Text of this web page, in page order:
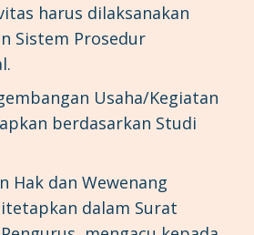
harus dilaksanakan
Sistem Prosedur
Usaha/Kegiatan
berdasarkan Studi
Hak dan Wewenang
dalam Surat